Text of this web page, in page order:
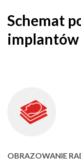
Schemat
implantów
OBRAZOWANIE